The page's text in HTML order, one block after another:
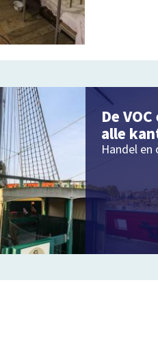
De
alle
Handel